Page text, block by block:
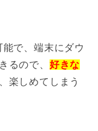
で、端末にダウ
るので、 好きな
、楽しめてしまう